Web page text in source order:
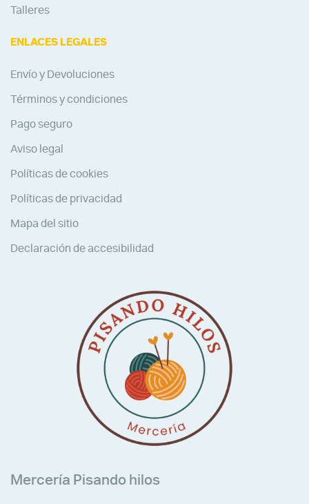
Talleres
ENLACES LEGALES
Envío y Devoluciones
Términos y condiciones
Pago seguro
Aviso legal
Políticas de cookies
Políticas de privacidad
Mapa del sitio
Declaración de accesibilidad
Mercería Pisando hilos